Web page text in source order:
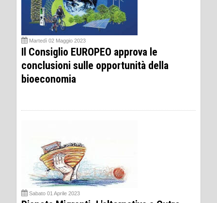
Martedì 02 Maggio 2023
Il Consiglio EUROPEO approva le
conclusioni sulle opportunità della
bioeconomia
Sabato 01 Aprile 2023